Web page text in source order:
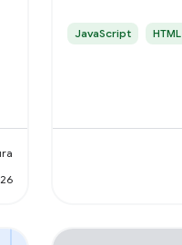
JavaScript HTML